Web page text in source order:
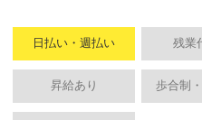
日払い・週払い 残業
昇給あり 歩合制